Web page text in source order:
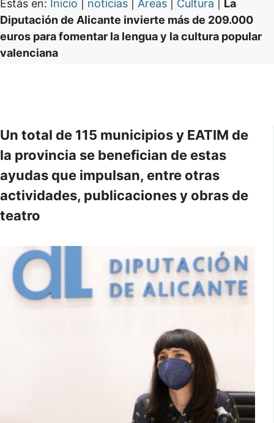
Estás en: Inicio noticias Áreas Cultura
La
Diputación de Alicante invierte más de 209.000
euros para fomentar la lengua y la cultura popular
valenciana
Un total de 115 municipios y EATIM de
la provincia se benefician de estas
ayudas que impulsan, entre otras
actividades, publicaciones y obras de
teatro